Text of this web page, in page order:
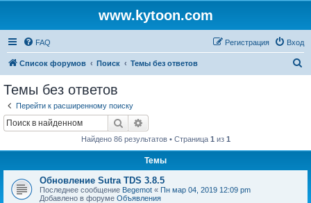
www.kytoon.com
FAQ Вход
Регистрация
Список форумов Поиск Темы без ответов
Темы без ответов
Перейти к расширенному поиску
Поиск
Найдено 86 результатов • Страница 1 из 1
Темы
Обновление Sutra TDS 3.8.5
Последнее сообщение Begemot « Пн мар 04, 2019 12:09 pm
Добавлено в форуме Объявления